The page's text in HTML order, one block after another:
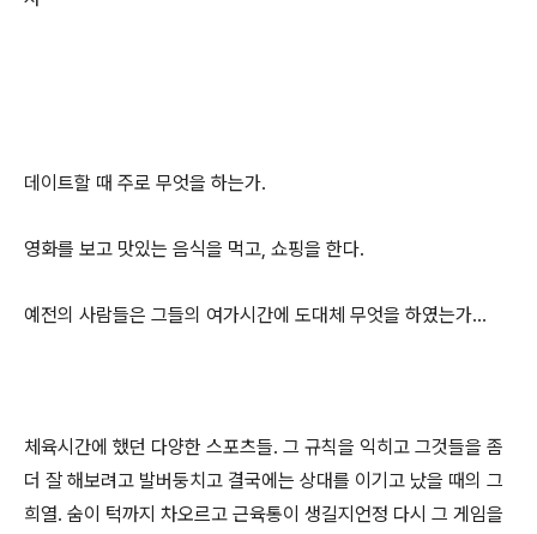
데이트할 때 주로 무엇을 하는가.
영화를 보고 맛있는 음식을 먹고, 쇼핑을 한다.
예전의 사람들은 그들의 여가시간에 도대체 무엇을 하였는가...
체육시간에 했던 다양한 스포츠들. 그 규칙을 익히고 그것들을 좀
더 잘 해보려고 발버둥치고 결국에는 상대를 이기고 났을 때의 그
희열. 숨이 턱까지 차오르고 근육통이 생길지언정 다시 그 게임을